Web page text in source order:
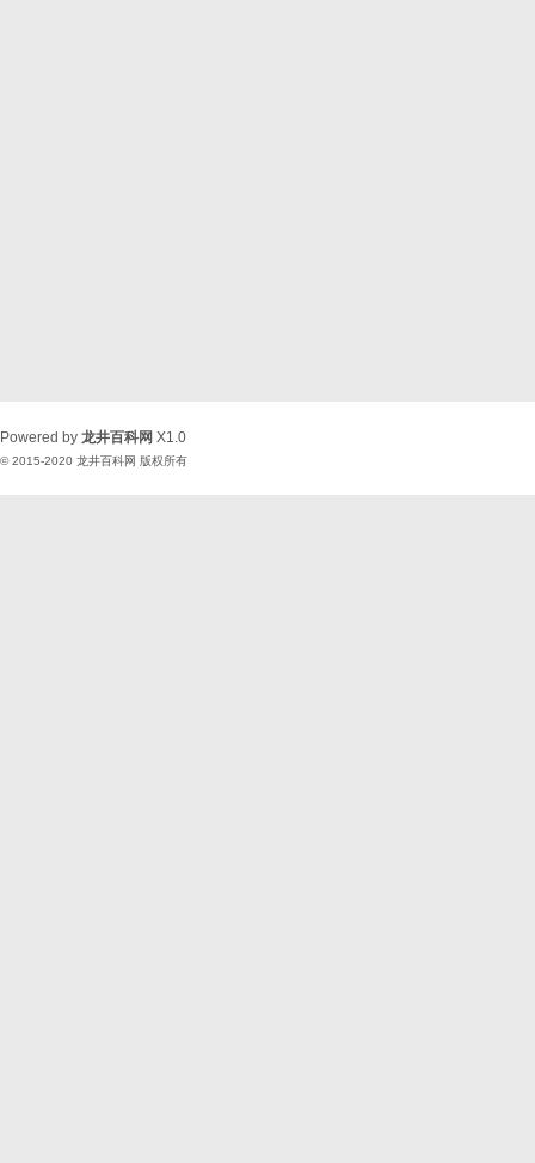
Powered by 龙井百科网 X1.0
© 2015-2020 龙井百科网 版权所有